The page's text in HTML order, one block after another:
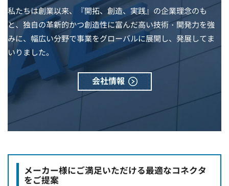
私たちは創業以来、『開拓、創造、実践』の企業理念のも
と、独自の革新的かつ創造性に富んだ高い技術・開発力を強
みに、幅広い分野で事業をグローバルに展開し、発展してま
いりました。
会社情報
メーカー様にご満足いただける最適なコネクタ
をご提案